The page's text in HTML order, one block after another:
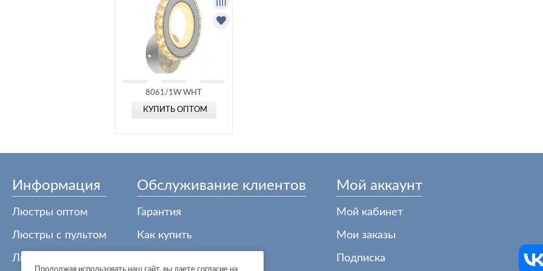
8061/1W WHT
КУПИТЬ ОПТОМ
Информация
Люстры оптом
Люстры с пультом
Люстры из Китая
Обслуживание клиентов
Гарантия
Как купить
Мой аккаунт
Мой кабинет
Мои заказы
Подписка